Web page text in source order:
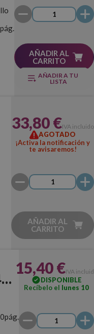
AÑADIR AL
CARRITO
AÑADIR A TU
LISTA
33,80 €IVA incluido
AGOTADO
¡Activa la notificación y
te avisaremos!
AÑADIR AL
CARRITO
15,40 €IVA
DISPONIBLE
Recíbelo el lunes 10